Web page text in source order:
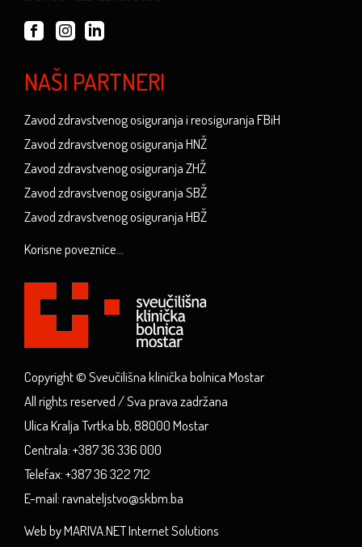
NAŠI PARTNERI
Zavod zdravstvenog osiguranja i reosiguranja FBiH
Zavod zdravstvenog osiguranja HNŽ
Zavod zdravstvenog osiguranja ZHŽ
Zavod zdravstvenog osiguranja SBŽ
Zavod zdravstvenog osiguranja HBŽ
Korisne poveznice...
Copyright © Sveučilišna klinička bolnica Mostar
All rights reserved / Sva prava zadržana
Ulica Kralja Tvrtka bb, 88000 Mostar
Centrala: +387 36 336 000
Telefax: +387 36 322 712
E-mail: ravnateljstvo@skbm.ba
Web by MARIVA.NET Internet Solutions